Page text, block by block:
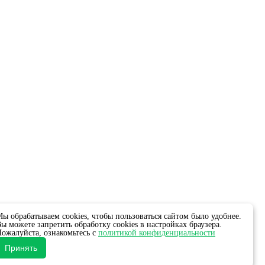
обрабатываем cookies, чтобы пользоваться сайтом было удобнее.
можете запретить обработку cookies в настройках браузера.
ознакомьтесь с политикой конфиденциальности
Принять